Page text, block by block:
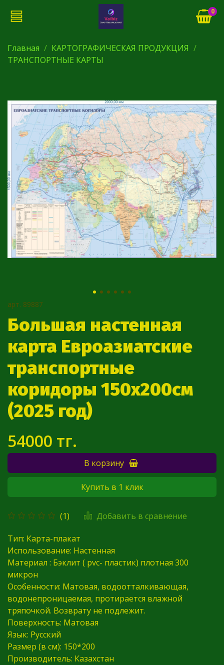
0
Главная
КАРТОГРАФИЧЕСКАЯ ПРОДУКЦИЯ
ТРАНСПОРТНЫЕ КАРТЫ
арт. 89887
Большая настенная
карта Евроазиатские
транспортные
коридоры 150х200см
(2025 год)
(1) Добавить в сравнение
54000 тг.
В корзину
Купить в 1 клик
Тип: Карта-плакат
Использование: Настенная
Материал : Бэклит ( pvc- пластик) плотная 300
микрон
Особенности: Матовая, водоотталкивающая,
водонепроницаемая, протирается влажной
тряпочкой. Возврату не подлежит.
Поверхность: Матовая
Язык: Русский
Размер (в см): 150*200
Производитель: Казахстан